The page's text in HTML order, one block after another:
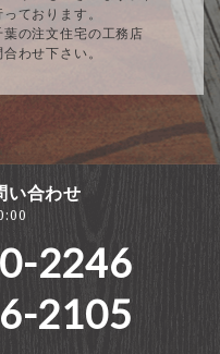
ております。
の注文住宅の工務店
わせ下さい。
い合わせ
2246
2105